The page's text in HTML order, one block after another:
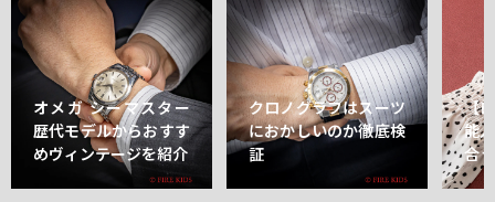
オメガ シーマスター
歴代モデルからおすす
めヴィンテージを紹介
クロノグラフはスーツ
におかしいのか徹底検
証
【
能
合